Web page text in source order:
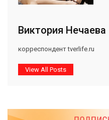
Виктория Нечаева
корреспондент tverlife.ru
View All Posts